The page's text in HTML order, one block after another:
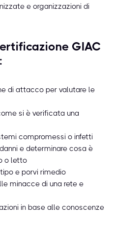
e organizzazioni di
GIAC
di attacco per valutare le
si è verificata una
compromessi o infetti
e determinare cosa è
o letto
e porvi rimedio
minacce di una rete e
in base alle conoscenze